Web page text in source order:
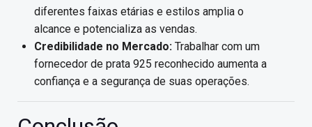
diferentes faixas etárias e estilos amplia o
alcance e potencializa as vendas.
Credibilidade no Mercado: Trabalhar com um
fornecedor de prata 925 reconhecido aumenta a
confiança e a segurança de suas operações.